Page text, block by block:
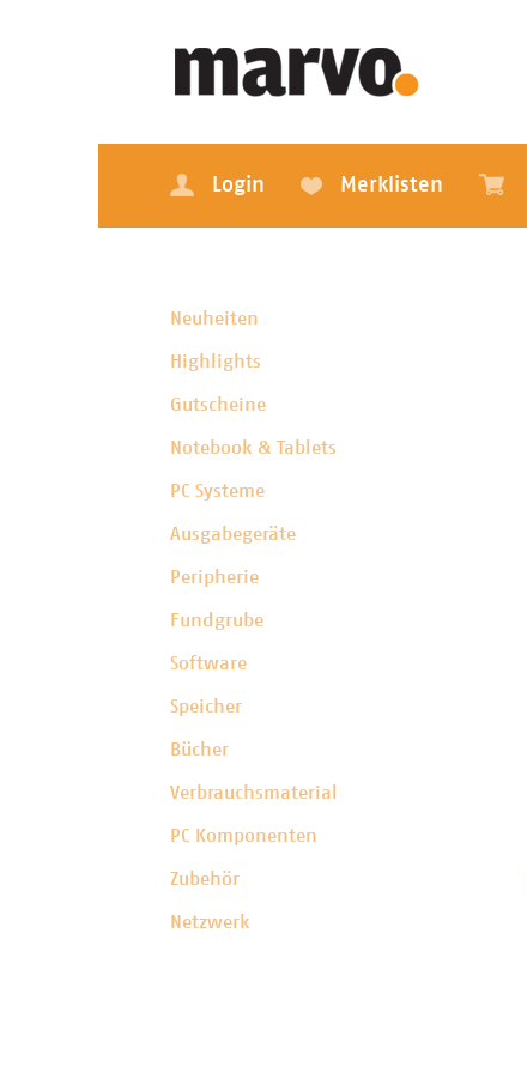
Login Merklisten
Neuheiten
Highlights
Gutscheine
Notebook & Tablets
PC Systeme
Ausgabegeräte
Peripherie
Fundgrube
Software
Speicher
Bücher
Verbrauchsmaterial
PC Komponenten
Zubehör
Netzwerk